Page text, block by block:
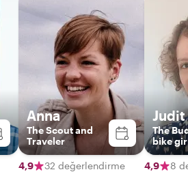
Anna
The Scout and
Traveler
4,9 32 değerlendirme
Judit
The
bike
4,9 8